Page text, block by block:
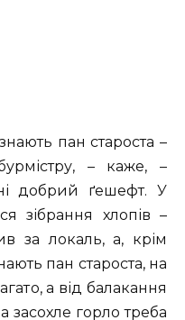
пан староста –
– каже, –
добрий ґешефт. У
зібрання хлопів –
за локаль, а, крім
пан староста, на
а від балакання
засохле горло треба